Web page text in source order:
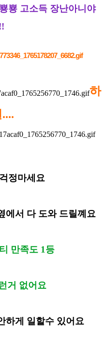
뿅 고소득 장난아니야
하
정마세요
에서 다 도와 드릴꼐요
만족도 1등
거 없어요
하게 일할수 있어요